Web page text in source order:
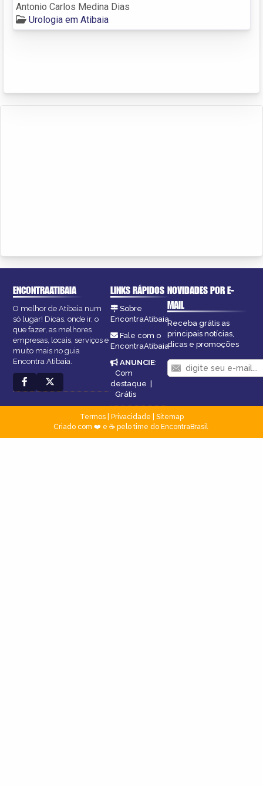
Antonio Carlos Medina Dias
Urologia em Atibaia
ENCONTRAATIBAIA
O melhor de Atibaia num
só lugar! Dicas, onde ir, o
que fazer, as melhores
empresas, locais, serviços e
muito mais no guia
Encontra Atibaia.
LINKS RÁPIDOS
Sobre
EncontraAtibaia
Fale com o
EncontraAtibaia
ANUNCIE:
Com
destaque |
Grátis
NOVIDADES POR E-
MAIL
Receba grátis as
principais notícias,
dicas e promoções
Termos| Privacidade
Sitemap
Criado com ❤️ e ☕ pelo time do EncontraBrasil